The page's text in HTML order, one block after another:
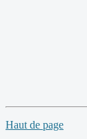
Haut de page